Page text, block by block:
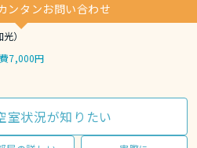
ンタンお問い合わせ
）
7,000円
室状況が知りたい